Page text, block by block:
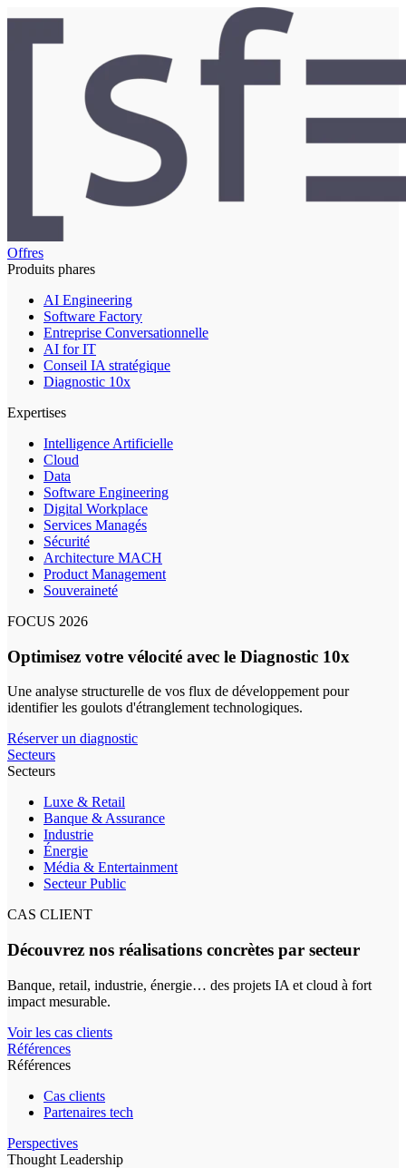
Offres
Produits phares
AI Engineering
Software Factory
Entreprise Conversationnelle
AI for IT
Conseil IA stratégique
Diagnostic 10x
Expertises
Intelligence Artificielle
Cloud
Data
Software Engineering
Digital Workplace
Services Managés
Sécurité
Architecture MACH
Product Management
Souveraineté
FOCUS 2026
Optimisez votre vélocité avec le Diagnostic 10x
Une analyse structurelle de vos flux de développement pour
identifier les goulots d'étranglement technologiques.
Réserver un diagnostic
Secteurs
Secteurs
Luxe & Retail
Banque & Assurance
Industrie
Énergie
Média & Entertainment
Secteur Public
CAS CLIENT
Découvrez nos réalisations concrètes par secteur
Banque, retail, industrie, énergie… des projets IA et cloud à fort
impact mesurable.
Voir les cas clients
Références
Références
Cas clients
Partenaires tech
Perspectives
Thought Leadership